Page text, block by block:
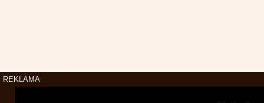
REKLAMA